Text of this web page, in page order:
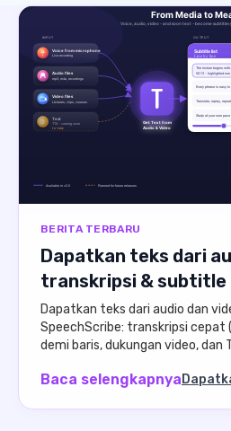
BERITA TERBARU
Dapatkan teks dari
transkripsi & subtitle
Dapatkan teks dari audio dan
SpeechScribe: transkripsi cepat
demi baris, dukungan video, dan
Baca selengkapnya